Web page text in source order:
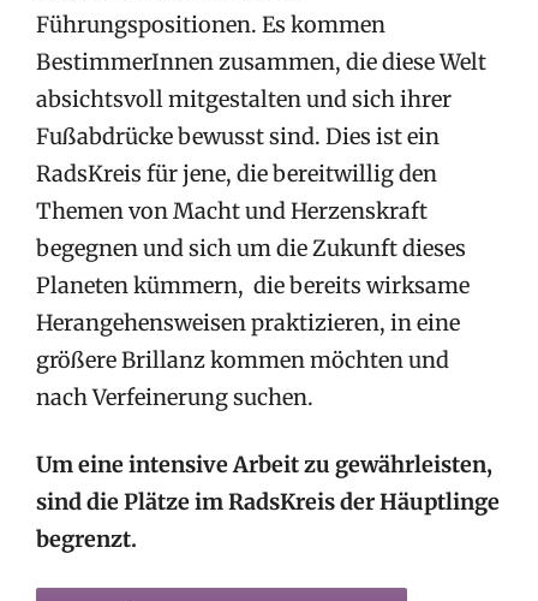
Führungspositionen. Es kommen
BestimmerInnen zusammen, die diese Welt
absichtsvoll mitgestalten und sich ihrer
Fußabdrücke bewusst sind. Dies ist ein
RadsKreis für jene, die bereitwillig den
Themen von Macht und Herzenskraft
begegnen und sich um die Zukunft dieses
Planeten kümmern, die bereits wirksame
Herangehensweisen praktizieren, in eine
größere Brillanz kommen möchten und
nach Verfeinerung suchen.
Um eine intensive Arbeit zu gewährleisten,
sind die Plätze im RadsKreis der Häuptlinge
begrenzt.